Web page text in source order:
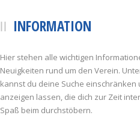
INFORMATION
Hier stehen alle wichtigen
Neuigkeiten rund um den Verein.
kannst du deine Suche einschränken
anzeigen lassen, die dich zur Zeit
Spaß beim durchstöbern.